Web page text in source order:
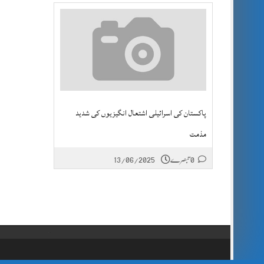
پاکستان کی اسرائیلی اشتعال انگیزیوں کی شدید
مذمت
13/06/2025